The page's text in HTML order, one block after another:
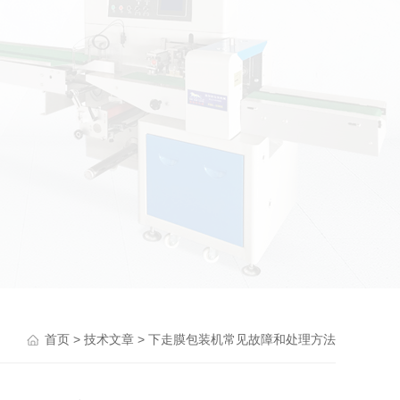
首页 > 技术文章 > 下走膜包装机常见故障和处理方法